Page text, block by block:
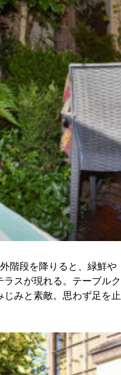
階段を降りると、緑鮮や
スが現れる。テーブルク
みと素敵。思わず足を止